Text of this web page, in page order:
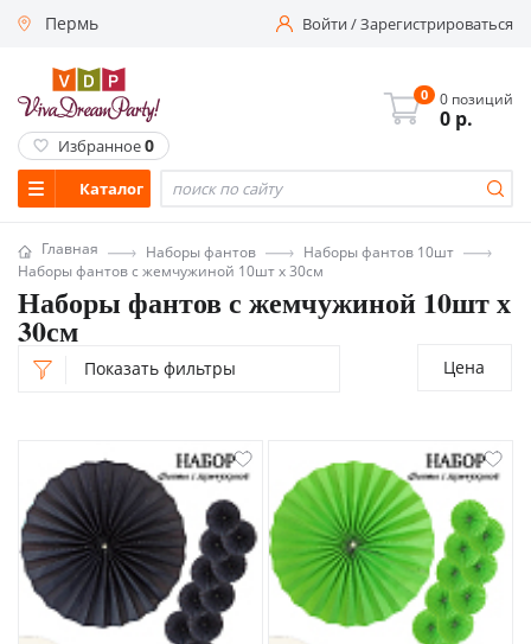
Пермь Войти/Зарегистрироваться
Каталог
0 0 позиций
0 р.
Избранное0
Главная Наборы фантов
Наборы фантов 10шт
Наборы фантов с жемчужиной 10шт х 30см
Наборы фантов с жемчужиной 10шт х
30см
Показать фильтры Цена